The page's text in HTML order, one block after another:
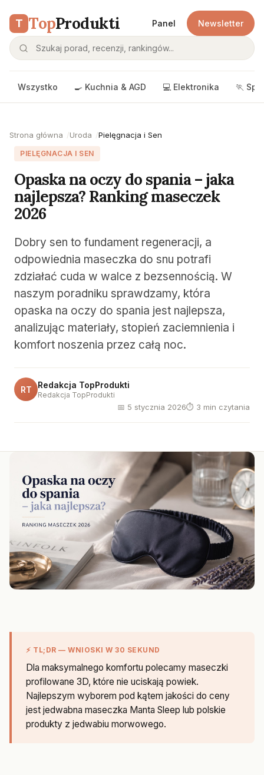
T TopProdukti Panel Newsletter
Wszystko 🍳 Kuchnia & AGD 💻 Elektronika 🏃
Strona główna Uroda Pielęgnacja i Sen
PIELĘGNACJA I SEN
Opaska na oczy do spania – jaka
najlepsza? Ranking maseczek
2026
Dobry sen to fundament regeneracji, a
odpowiednia maseczka do snu potrafi
zdziałać cuda w walce z bezsennością. W
naszym poradniku sprawdzamy, która
opaska na oczy do spania jest najlepsza,
analizując materiały, stopień zaciemnienia i
komfort noszenia przez całą noc.
RT Redakcja TopProdukti
Redakcja TopProdukti
📅 5 stycznia 2026⏱ 3 min czytania
⚡ TL;DR — WNIOSKI W 30 SEKUND
Dla maksymalnego komfortu polecamy maseczki
profilowane 3D, które nie uciskają powiek.
Najlepszym wyborem pod kątem jakości do ceny
jest jedwabna maseczka Manta Sleep lub polskie
produkty z jedwabiu morwowego.